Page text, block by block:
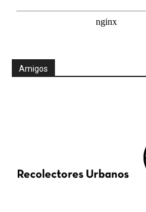
Amigos